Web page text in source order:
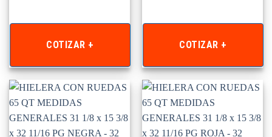
COTIZAR + COTIZAR +